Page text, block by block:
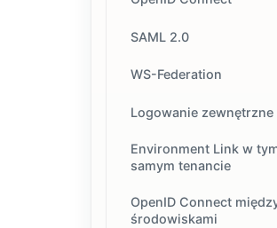
SAML 2.0
WS-Federation
Logowanie zewnętrzne
Environment Link w
samym tenancie
OpenID Connect
środowiskami